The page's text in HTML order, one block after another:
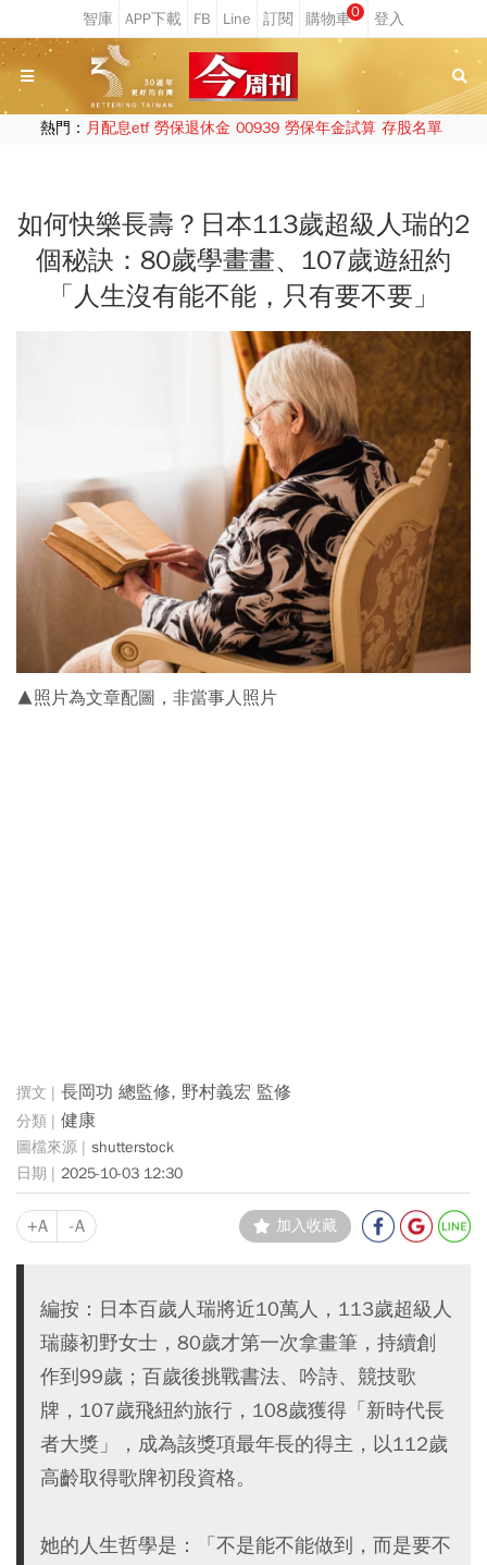
0
熱門： 月配息etf 勞保退休金 00939 勞保年金試算 存股名單
如何快樂長壽？日本113歲超級人瑞的2
個秘訣：80歲學畫畫、107歲遊紐約
「人生沒有能不能，只有要不要」
▲照片為文章配圖，非當事人照片
長岡功 總監修, 野村義宏 監修
健康
shutterstock
2025-10-03 12:30
+A -A 加入收藏
編按：日本百歲人瑞將近10萬人，113歲超級人
瑞藤初野女士，80歲才第一次拿畫筆，持續創
作到99歲；百歲後挑戰書法、吟詩、競技歌
牌，107歲飛紐約旅行，108歲獲得「新時代長
者大獎」，成為該獎項最年長的得主，以112歲
高齡取得歌牌初段資格。
她的人生哲學是：「不是能不能做到，而是要不